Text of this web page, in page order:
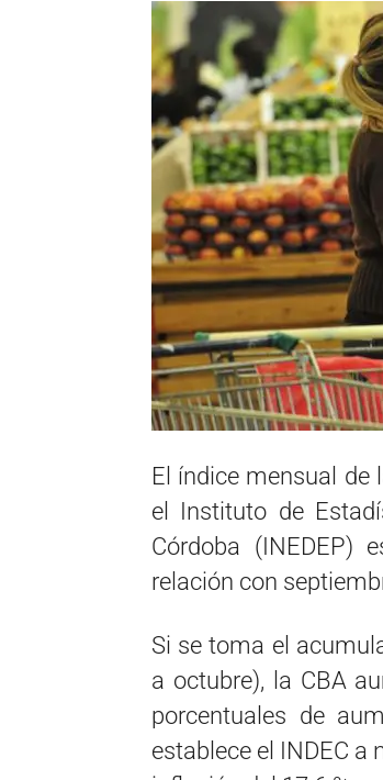
El índice mensual de
el Instituto de
Córdoba (INEDEP)
relación con
Si se toma el
a octubre), la CBA
porcentuales de
establece el INDEC a